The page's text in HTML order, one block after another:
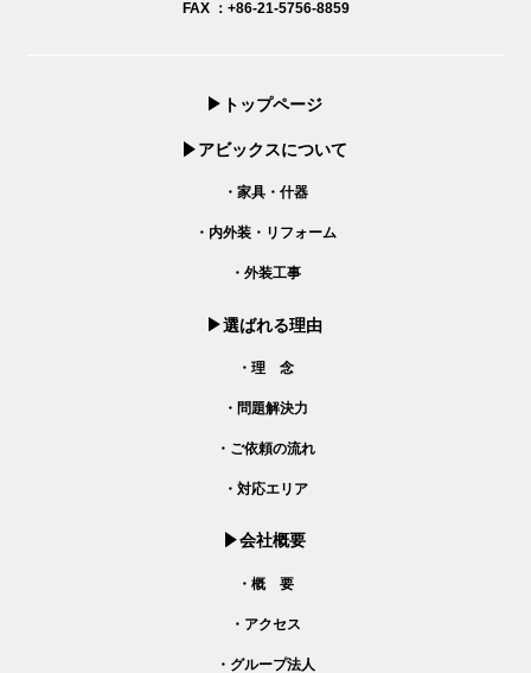
FAX ：+86-21-5756-8859
トップページ
アビックスについて
・家具・什器
・内外装・リフォーム
・外装工事
選ばれる理由
・理 念
・問題解決力
・ご依頼の流れ
・対応エリア
会社概要
・概 要
・アクセス
・グループ法人